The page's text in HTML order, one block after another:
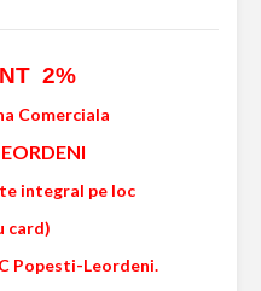
2%
Comerciala
integral pe loc
card)
Popesti-Leordeni.